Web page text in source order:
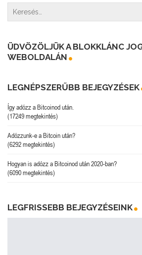
ÜDVÖZÖLJÜK A BLOKKLÁNC
WEBOLDALÁN
LEGNÉPSZERŰBB BEJEGYZÉSEK
Így adózz a Bitcoinod után.
(17249 megtekintés)
Adózzunk-e a Bitcoin után?
(6292 megtekintés)
Hogyan is adózz a Bitcoinod után 2020-ban?
(6090 megtekintés)
LEGFRISSEBB BEJEGYZÉSEINK